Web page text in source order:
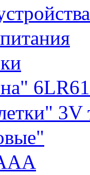
3V